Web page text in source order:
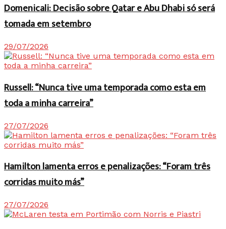
Domenicali: Decisão sobre Qatar e Abu Dhabi só será
tomada em setembro
29/07/2026
Russell: “Nunca tive uma temporada como esta em
toda a minha carreira”
27/07/2026
Hamilton lamenta erros e penalizações: “Foram três
corridas muito más”
27/07/2026